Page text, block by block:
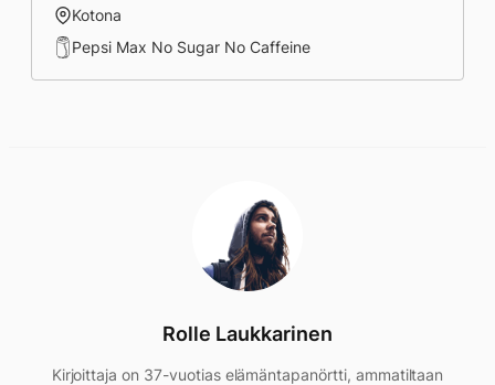
Kotona
Pepsi Max No Sugar No Caffeine
Rolle Laukkarinen
Kirjoittaja on 37-vuotias elämäntapanörtti, ammatiltaan